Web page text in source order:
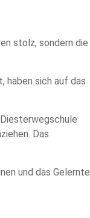
stolz, sondern die
haben sich auf das
Das
und das Gelernte